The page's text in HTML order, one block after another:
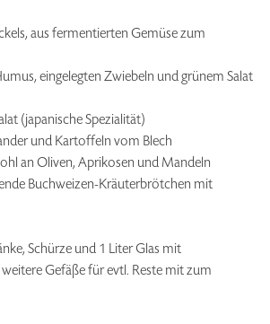
aus fermentierten Gemüse zum
eingelegten Zwiebeln und grünem Salat
(japanische Spezialität)
und Kartoffeln vom Blech
an Oliven, Aprikosen und Mandeln
Buchweizen-Kräuterbrötchen mit
Schürze und 1 Liter Glas mit
Gefäße für evtl. Reste mit zum